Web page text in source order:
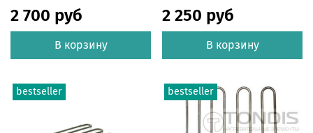
2 700 руб
В корзину
2 250 руб
В корзину
bestseller bestseller